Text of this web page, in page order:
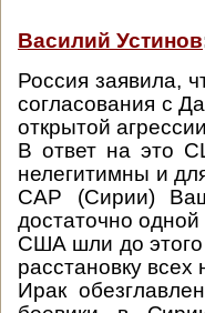
Василий Устинов
Россия заявила,
согласования с
открытой
В ответ на это
нелегитимны и
САР (Сирии)
достаточно
США шли до этого
расстановку всех
Ирак